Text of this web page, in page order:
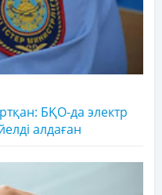
БҚО-да электр
алдаған